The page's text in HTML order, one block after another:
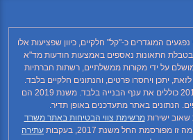
המוגדרים כ-"קל" חלקיים, כיוון שפציעות אלו
התאונות נאספים באמצעות הודעות מד"א
על ידי מקורות ממשלתיים, רשתות חברתיות
ויחסרו פרטים, והנתונים חלקיים בלבד.
הנתונים בטבלה עד לשנת 2018 כוללים את ענף הבנייה בלבד. משנת 2019 הם
באתר מתעדכנים באופן תדיר.
ישירותמרשימת צווי הבטיחות באתר משרד
החל משנת 2017, בעקבות
עתירה